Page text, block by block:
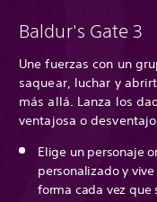
Baldur's Gate 3
Une fuerzas con un
saquear, luchar y
más allá. Lanza los
ventajosa o
Elige un personaje
personalizado y
forma cada vez que